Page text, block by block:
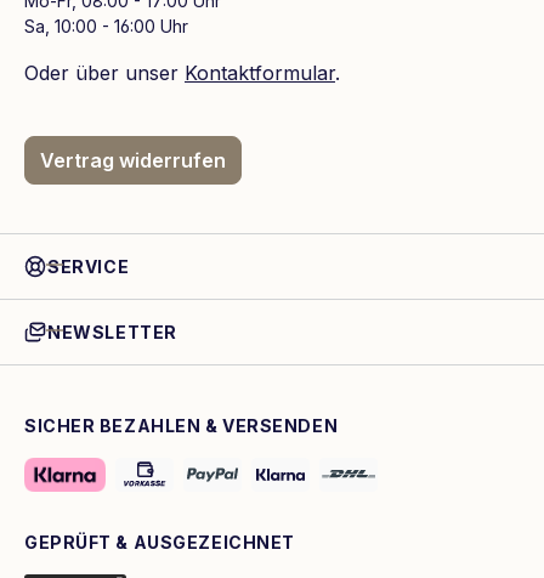
Sa, 10:00 - 16:00 Uhr
Oder über unser Kontaktformular.
Vertrag widerrufen
SERVICE
NEWSLETTER
SICHER BEZAHLEN & VERSENDEN
GEPRÜFT & AUSGEZEICHNET